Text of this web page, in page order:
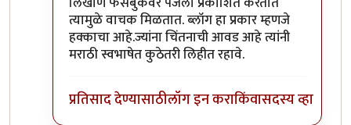
त्यामुळे वाचक मिळतात. ब्लॉग हा प्रकार म्हणजे
हक्काचा आहे.ज्यांना चिंतनाची आवड आहे त्यांनी
मराठी स्वभाषेत कुठेतरी लिहीत रहावे.
प्रतिसाद देण्यासाठीलॉग इन कराकिंवासदस्य व्हा